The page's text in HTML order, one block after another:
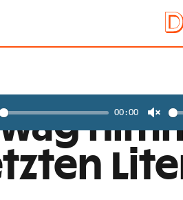
00:00